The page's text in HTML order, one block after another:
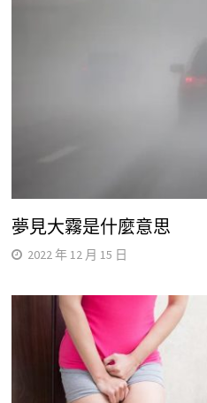
夢見大霧是什麼意思
2022 年 12 月 15 日